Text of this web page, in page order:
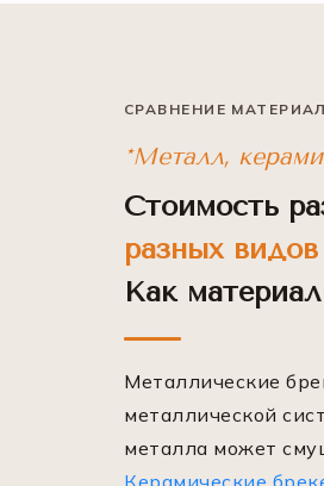
СРАВНЕНИЕ
*Металл,
Стоимость
разных видов
Как
Металлические
металлической
металла может
Керамические